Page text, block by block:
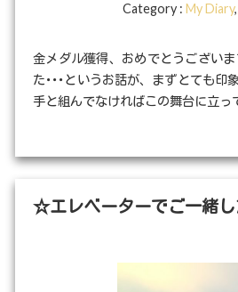
Category : My Diary,
金メダル獲得、おめでとうござい
た･･･というお話が、まずとても印
手と組んでなければこの舞台に立っ
☆エレベーターでご一緒し